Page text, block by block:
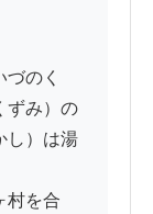
のく
ずみ）の
し）は湯
村を合